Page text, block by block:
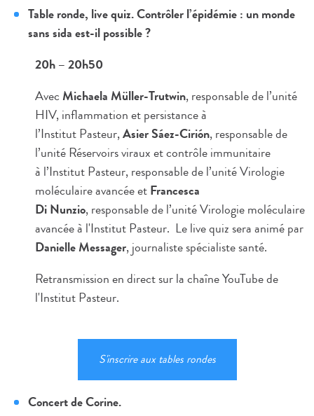
Table ronde, live quiz. Contrôler l’épidémie : un monde
sans sida est-il possible ?
20h – 20h50
AvecMichaela Müller-Trutwin, responsable de l’unité
HIV, inflammation et persistance à
l’Institut Pasteur,Asier Sáez-Cirión, responsable de
l’unité Réservoirs viraux et contrôle immunitaire
à l’Institut Pasteur, responsable de l’unité Virologie
moléculaire avancée etFrancesca
Di Nunzio, responsable de l’unité Virologie moléculaire
avancée à l'Institut Pasteur. Le live quiz sera animé par
Danielle Messager, journaliste spécialiste santé.
Retransmission en direct sur la chaîne YouTube de
l'Institut Pasteur.
S'inscrire aux tables rondes
Concert de Corine.